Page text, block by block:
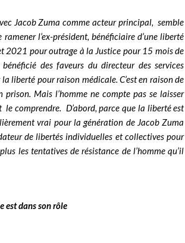
Jacob Zuma comme acteur principal, semble
l’ex-président, bénéficiaire d’une liberté
2021 pour outrage à la Justice pour 15 mois de
des faveurs du directeur des services
liberté pour raison médicale. C’est en raison de
Mais l’homme ne compte pas se laisser
le comprendre. D’abord, parce que la liberté est
vrai pour la génération de Jacob Zuma
de libertés individuelles et collectives pour
les tentatives de résistance de l’homme qu’il
est dans son rôle